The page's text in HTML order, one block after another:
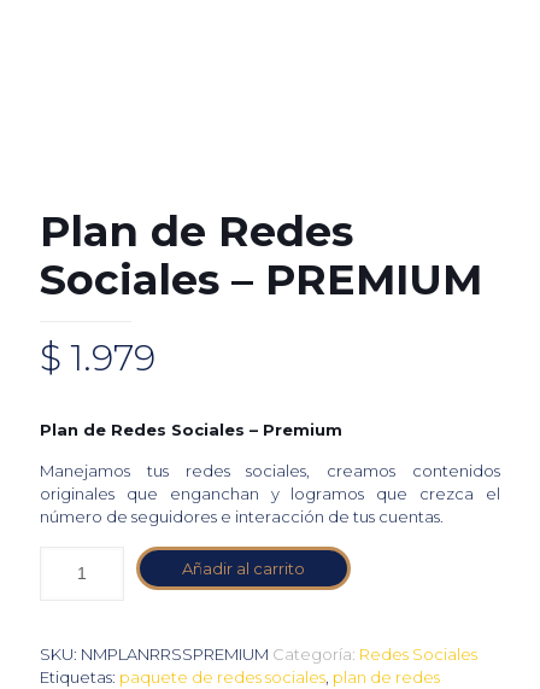
Plan de Redes
Sociales – PREMIUM
$ 1.979
Plan de Redes Sociales – Premium
Manejamos tus redes sociales, creamos contenidos
originales que enganchan y logramos que crezca el
número de seguidores e interacción de tus cuentas.
Añadir al carrito
SKU: NMPLANRRSSPREMIUM Categoría: Redes Sociales
Etiquetas: paquete de redes sociales plan de redes